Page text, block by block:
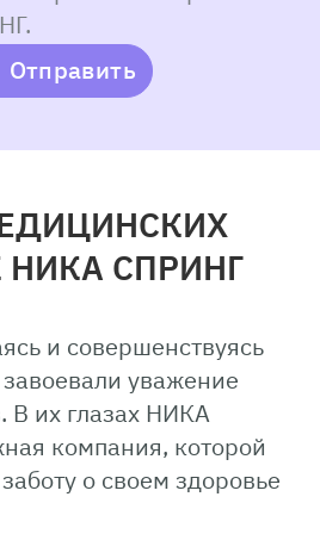
эмбриология
обработка
– 50 550 р.
– 30 050 р.
эмбрионов
р. (1 носитель)
Отправить
СПРИНГ
и совершенствуясь
уважение
В их глазах НИКА
компания, которой
о своем здоровье